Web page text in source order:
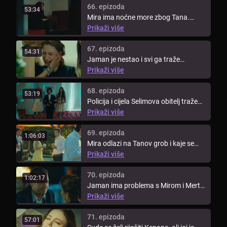
53:34
66. epizoda
Mira ima noćne more zbog Tana.
Selim odlazi kod Kadira kako bi
saznao ...
Prikaži više
54:31
67. epizoda
Jaman je nestao i svi ga traže
sumnjajući na Tana. Selim i Kenan ...
Prikaži više
53:19
68. epizoda
Policija i cijela Selimova obitelj traže
Jamana. Tan ga je odveo na ...
Prikaži više
1:06:03
69. epizoda
Mira odlazi na Tanov grob i kaje se
zbog svega što se dogodilo. ...
Prikaži više
1:02:17
70. epizoda
Jaman ima problema s Mirom i Mert
to primjećuje, iako Jaman to ...
Prikaži više
57:01
71. epizoda